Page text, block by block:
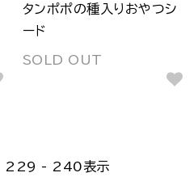
タンポポの種入りおやつシ
ード
SOLD OUT
229 - 240表示